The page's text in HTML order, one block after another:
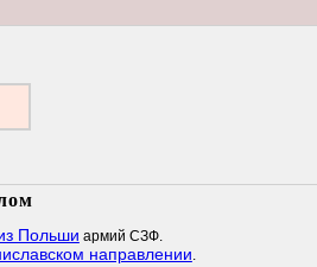
Польши армий СЗФ.
направлении.